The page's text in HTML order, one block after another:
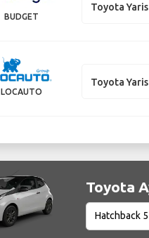
BUDGET
Toyota Yaris
LOCAUTO
Toyota
Toyota